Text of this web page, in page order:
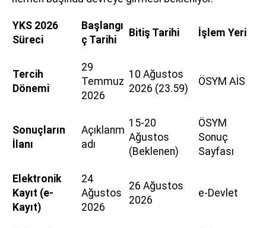
YKS 2026
Süreci
Başlangı
ç Tarihi
Bitiş Tarihi İşlem Yeri
Tercih
Dönemi
29
Temmuz
2026
10 Ağustos
2026 (23.59)
ÖSYM AİS
Sonuçların
İlanı
Açıklanm
adı
15-20
Ağustos
(Beklenen)
ÖSYM
Sonuç
Sayfası
Elektronik
Kayıt (e-
Kayıt)
24
Ağustos
2026
26 Ağustos
2026
e-Devlet